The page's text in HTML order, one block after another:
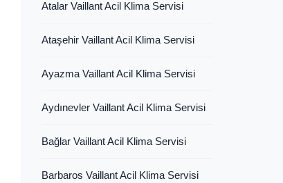
Atalar Vaillant Acil Klima Servisi
Ataşehir Vaillant Acil Klima Servisi
Ayazma Vaillant Acil Klima Servisi
Aydınevler Vaillant Acil Klima Servisi
Bağlar Vaillant Acil Klima Servisi
Barbaros Vaillant Acil Klima Servisi